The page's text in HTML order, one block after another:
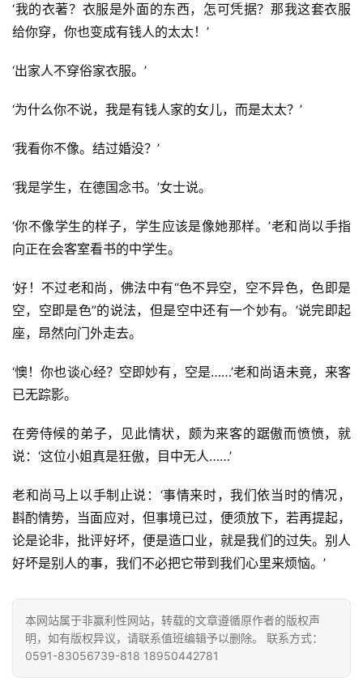
讯
八
僧
音
高
僧
访
心
菩
提
专
题
公
慈
善
佛
‘我的衣著？衣服是外面的东西，怎可凭据？那我这套衣服
给你穿，你也变成有钱人的太太！’
‘出家人不穿俗家衣服。’
‘为什么你不说，我是有钱人家的女儿，而是太太？’
‘我看你不像。结过婚没？’
‘我是学生，在德国念书。’女士说。
‘你不像学生的样子，学生应该是像她那样。’老和尚以手指
向正在会客室看书的中学生。
‘好！不过老和尚，佛法中有“色不异空，空不异色，色即是
空，空即是色”的说法，但是空中还有一个妙有。’说完即起
座，昂然向门外走去。
‘懊！你也谈心经？空即妙有，空是……’老和尚语未竟，来客
已无踪影。
在旁侍候的弟子，见此情状，颇为来客的踞傲而愤愤，就
说：‘这位小姐真是狂傲，目中无人……’
老和尚马上以手制止说：‘事情来时，我们依当时的情况，
斟酌情势，当面应对，但事境已过，便须放下，若再提起，
论是论非，批评好坏，便是造口业，就是我们的过失。别人
好坏是别人的事，我们不必把它带到我们心里来烦恼。’
本网站属于非赢利性网站，转载的文章遵循原作者的版权声
明，如有版权异议，请联系值班编辑予以删除。 联系方式：
0591-83056739-818 18950442781